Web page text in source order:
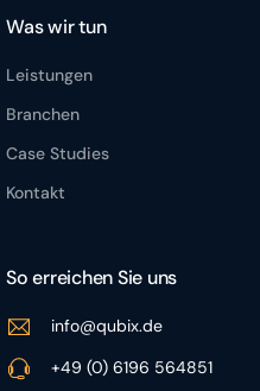
Was wir tun
Leistungen
Branchen
Case Studies
Kontakt
So erreichen Sie uns
info@qubix.de
+49 (0) 6196 564851